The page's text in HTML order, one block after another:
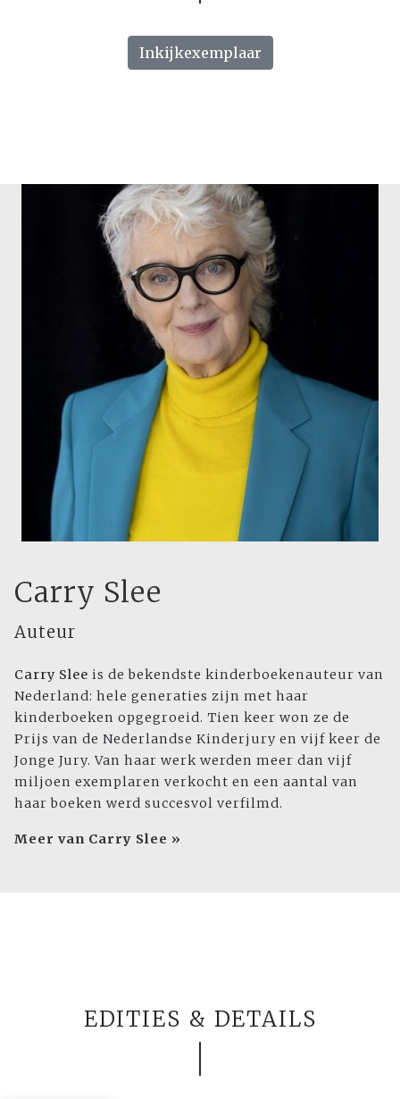
Inkijkexemplaar
Carry Slee
Auteur
Carry Slee is de bekendste kinderboekenauteur van
Nederland: hele generaties zijn met haar
kinderboeken opgegroeid. Tien keer won ze de
Prijs van de Nederlandse Kinderjury en vijf keer de
Jonge Jury. Van haar werk werden meer dan vijf
miljoen exemplaren verkocht en een aantal van
haar boeken werd succesvol verfilmd.
Meer van Carry Slee »
EDITIES & DETAILS